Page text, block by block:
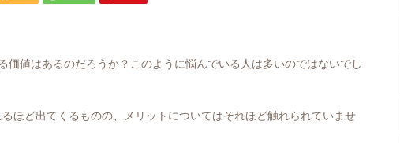
値はあるのだろうか？このように悩んでいる人は多いのではないでし
ほど出てくるものの、メリットについてはそれほど触れられていませ